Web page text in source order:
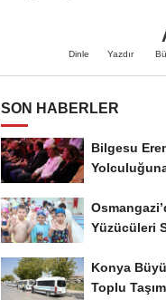
Dinle Yazdır
SON HABERLER
Bilgesu
Yüzücüleri
Konya
Toplu